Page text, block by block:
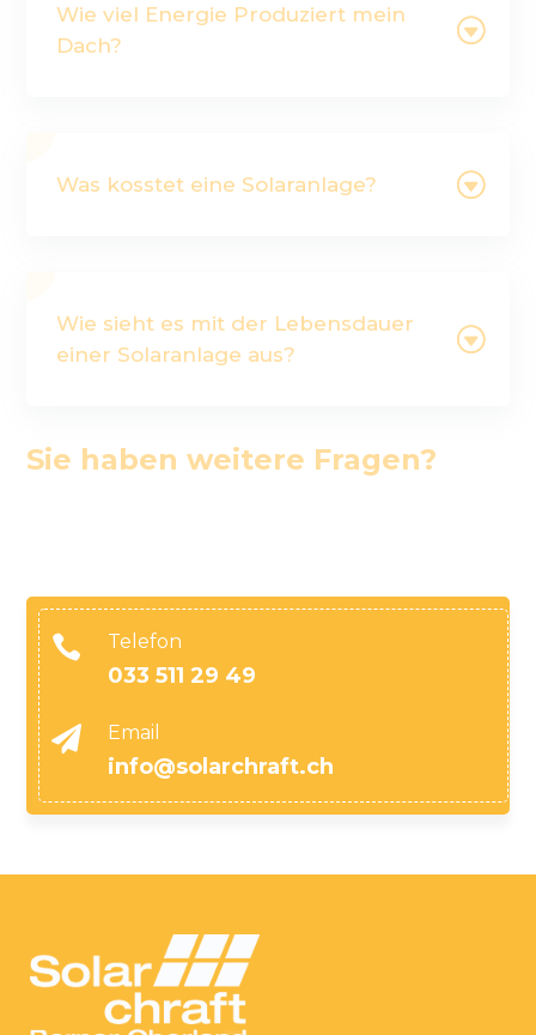
Wie viel Energie Produziert mein
Dach?
Was kosstet eine Solaranlage?
Wie sieht es mit der Lebensdauer
einer Solaranlage aus?
Sie haben weitere Fragen?
 Telefon
033 511 29 49
 Email
info@solarchraft.ch